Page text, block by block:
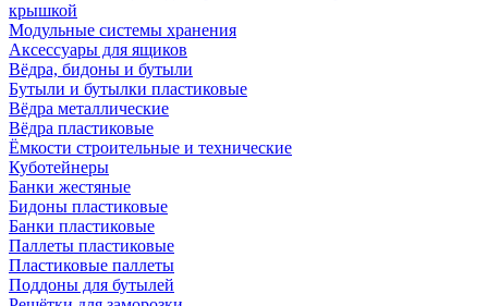
крышкой
Модульные системы хранения
Аксессуары для ящиков
Вёдра, бидоны и бутыли
Бутыли и бутылки пластиковые
Вёдра металлические
Вёдра пластиковые
Ёмкости строительные и технические
Куботейнеры
Банки жестяные
Бидоны пластиковые
Банки пластиковые
Паллеты пластиковые
Пластиковые паллеты
Поддоны для бутылей